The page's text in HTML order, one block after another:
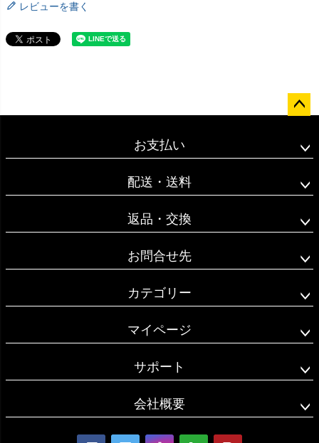
レビューを書く
ップ
お支払い
配送・送料
返品・交換
お問合せ先
カテゴリー
マイページ
サポート
会社概要